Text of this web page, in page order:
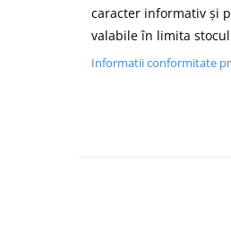
caracter informativ și
valabile în limita
Informatii conformitate